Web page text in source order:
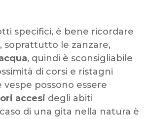
specifici, è bene ricordare
soprattutto le zanzare,
, quindi è sconsigliabile
di corsi e ristagni
vespe possono essere
accesi degli abiti
di una gita nella natura è